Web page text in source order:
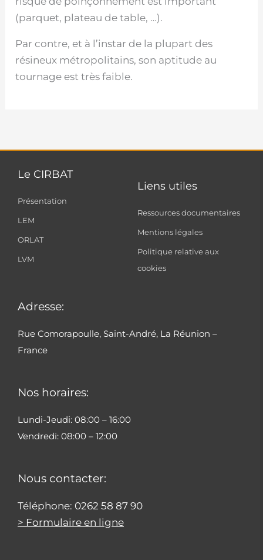
(parquet, plateau de table, …).
Par contre, et à l’instar de la plupart des
résineux métropolitains, son aptitude au
tournage est très faible.
Le CIRBAT
Présentation
LEM
ORLAT
LVM
Liens utiles
Ressources documentaires
Mentions légales
Politique relative aux
cookies
Adresse:
Rue Comorapoulle, Saint-André, La Réunion –
France
Nos horaires:
Lundi-Jeudi: 08:00 – 16:00
Vendredi: 08:00 – 12:00
Nous contacter:
Téléphone: 0262 58 87 90
> Formulaire en ligne